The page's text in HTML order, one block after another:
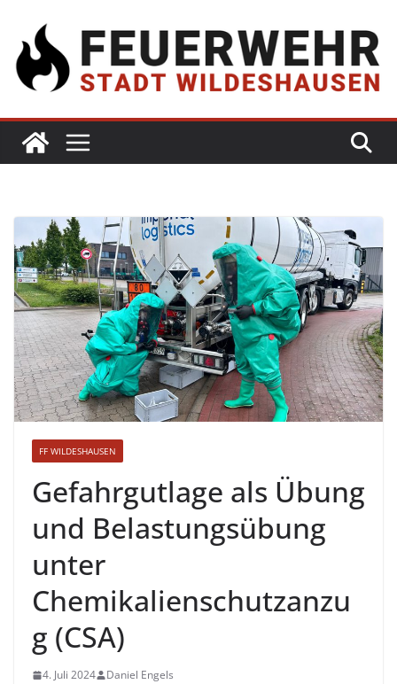
FF WILDESHAUSEN
Gefahrgutlage als Übung
und Belastungsübung
unter
Chemikalienschutzanzu
g (CSA)
4. Juli 2024 Daniel Engels